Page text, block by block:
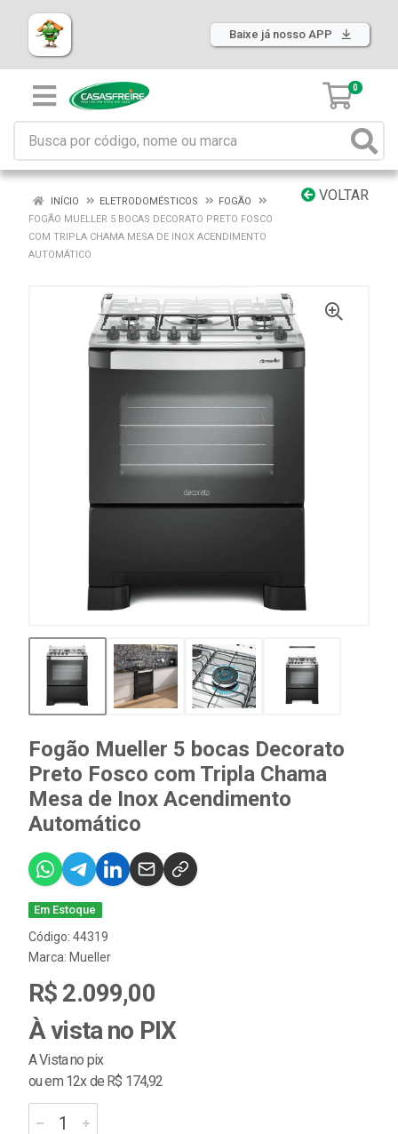
Baixe já nosso APP
0
VOLTAR
INÍCIO ELETRODOMÉSTICOS
FOGÃO
FOGÃO MUELLER 5 BOCAS DECORATO PRETO FOSCO
COM TRIPLA CHAMA MESA DE INOX ACENDIMENTO
AUTOMÁTICO
Fogão Mueller 5 bocas Decorato
Preto Fosco com Tripla Chama
Mesa de Inox Acendimento
Automático
Em Estoque
Código: 44319
Marca: Mueller
R$ 2.099,00
À vista no PIX
A Vista no pix
ou em 12x de R$ 174,92